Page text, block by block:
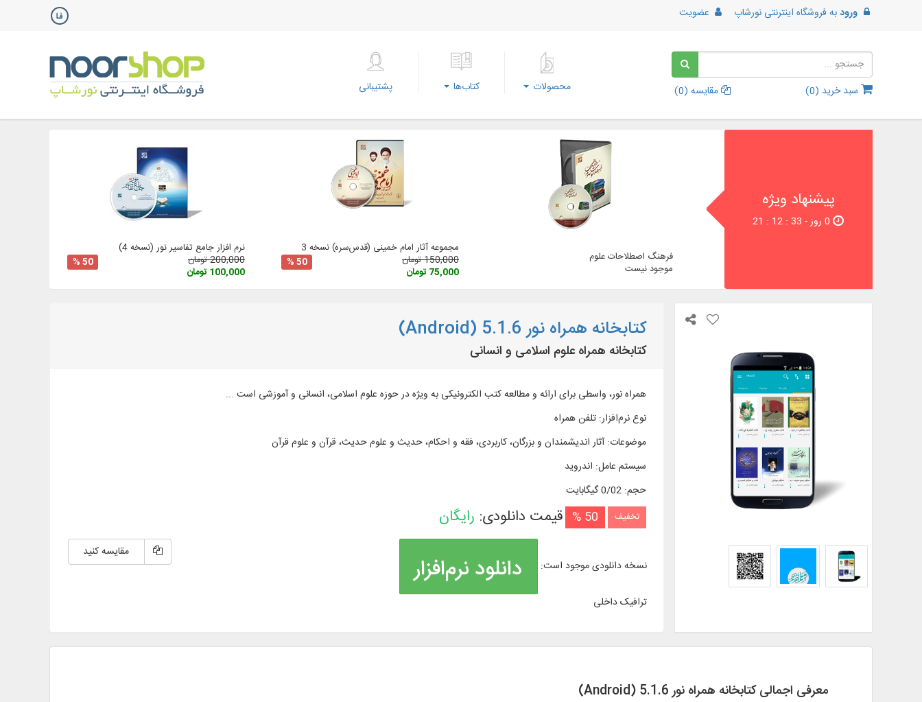
ورودبه فروشگاه اینترنتی نورشاپ عضویت
سبد خرید (0
) مقایسه (0
) محصولات کتاب‌ها پشتیبانی
پیشنهاد ویژه
فرهنگ اصطلاحات علوم
موجود نیست
مجموعه آثار امام خمینی (‌قدس‌سره) نسخه 3
150,000 تومان
50 %
75,000 تومان
نرم افزار جامع تفاسیر نور (نسخه 4)
200,000 تومان
50 %
100,000 تومان
کتابخانه همراه نور 5.1.6 (Android)
کتابخانه همراه علوم اسلامی و انسانی
همراه نور، واسطی برای ارائه و مطالعه کتب الکترونیکی به‌‌ ویژه در حوزه علوم اسلامی، انسانی و آموزشی است ...
نوع نرم‌افزار: تلفن همراه
موضوعات:آثار اندیشمندان و بزرگان، کاربردی، فقه و احکام، حدیث و علوم حدیث، قرآن و علوم قرآن
سیستم عامل: اندروید
حجم: 0/02 گیگابایت
تخفیف 50 % قیمت دانلودی: رایگان
نسخه دانلودی موجود است: دانلود نرم‌افزار
ترافیک داخلی
مقایسه کنید
معرفی اجمالی کتابخانه همراه نور 5.1.6 (Android)